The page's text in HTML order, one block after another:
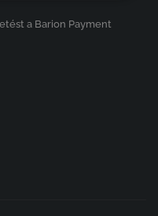
a Barion Payment